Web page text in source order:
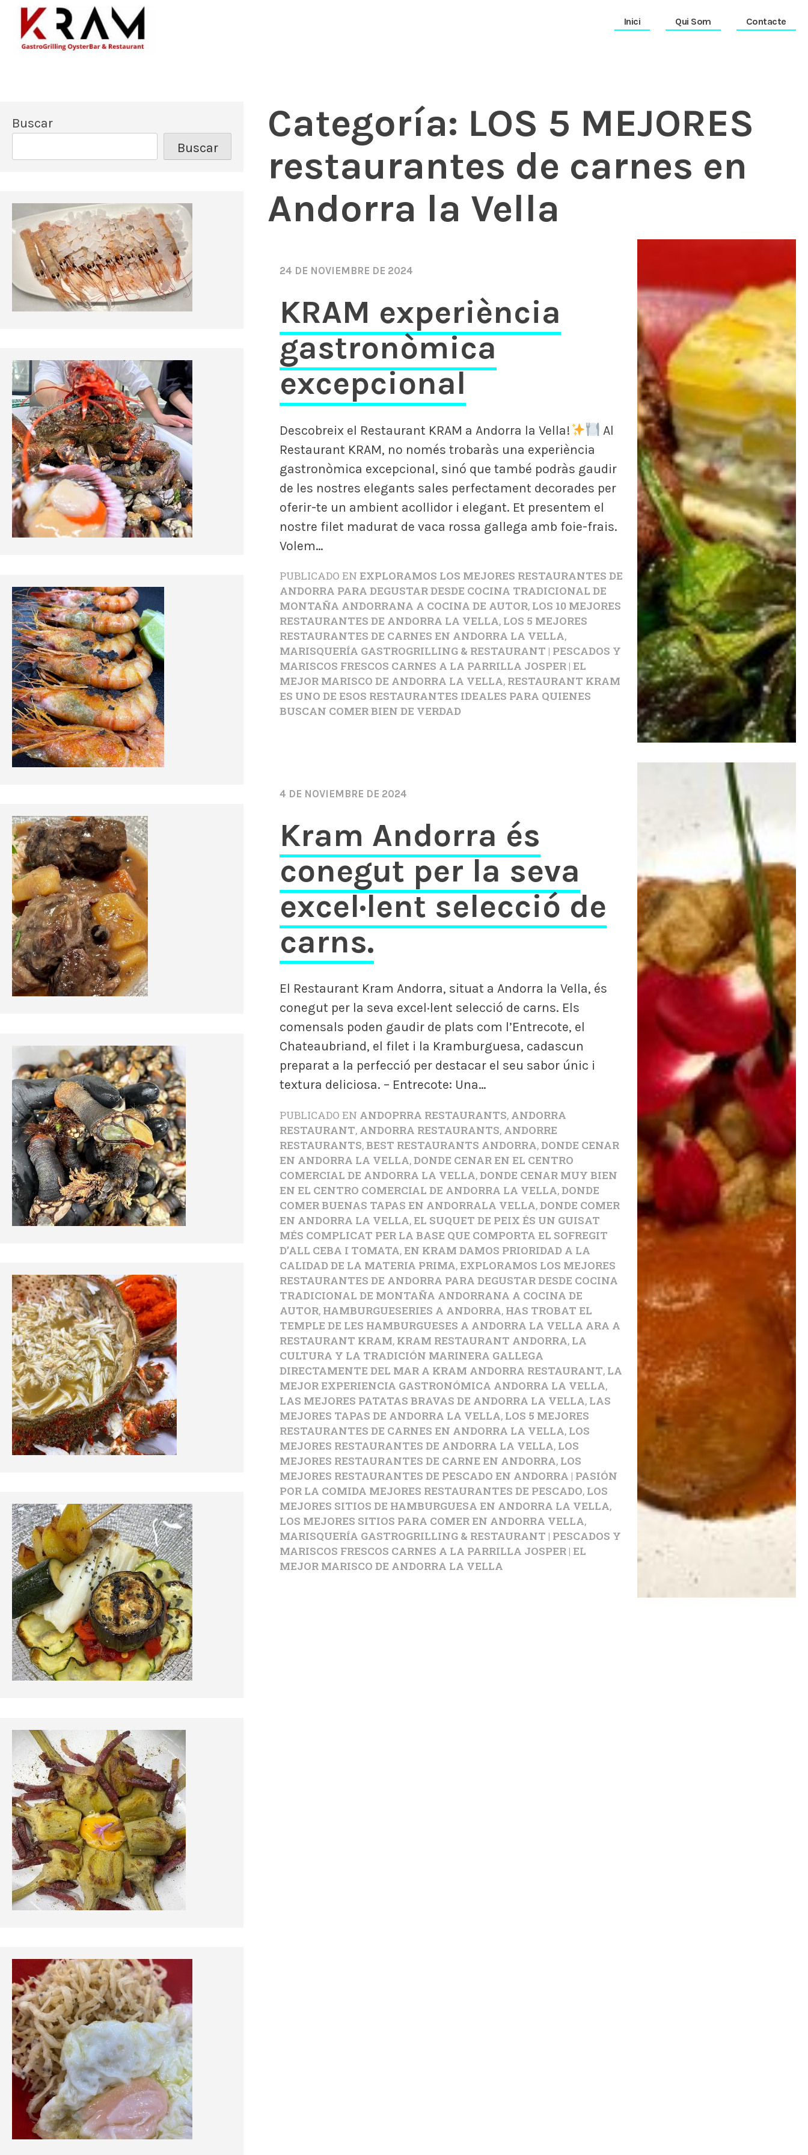
Inici Qui Som Contacte
Categoría: LOS 5 MEJORES
restaurantes de carnes en
Andorra la Vella
24 DE NOVIEMBRE DE 2024
KRAM experiència
gastronòmica
excepcional
Descobreix el Restaurant KRAM a Andorra la Vella!
Al
Restaurant KRAM, no només trobaràs una experiència
gastronòmica excepcional, sinó que també podràs gaudir
de les nostres elegants sales perfectament decorades per
oferir-te un ambient acollidor i elegant. Et presentem el
nostre filet madurat de vaca rossa gallega amb foie-frais.
Volem…
PUBLICADO ENEXPLORAMOS LOS MEJORES RESTAURANTES DE
ANDORRA PARA DEGUSTAR DESDE COCINA TRADICIONAL DE
MONTAÑA ANDORRANA A COCINA DE AUTOR, LOS 10 MEJORES
RESTAURANTES DE ANDORRA LA VELLA, LOS 5 MEJORES
RESTAURANTES DE CARNES EN ANDORRA LA VELLA,
MARISQUERÍA GASTROGRILLING & RESTAURANT | PESCADOS Y
MARISCOS FRESCOS CARNES A LA PARRILLA JOSPER | EL
MEJOR MARISCO DE ANDORRA LA VELLA, RESTAURANT KRAM
ES UNO DE ESOS RESTAURANTES IDEALES PARA QUIENES
BUSCAN COMER BIEN DE VERDAD
4 DE NOVIEMBRE DE 2024
Kram Andorra és
conegut per la seva
excel·lent selecció de
carns.
El Restaurant Kram Andorra, situat a Andorra la Vella, és
conegut per la seva excel·lent selecció de carns. Els
comensals poden gaudir de plats com l’Entrecote, el
Chateaubriand, el filet i la Kramburguesa, cadascun
preparat a la perfecció per destacar el seu sabor únic i
textura deliciosa. – Entrecote: Una…
PUBLICADO EN ANDOPRRA RESTAURANTS, ANDORRA
RESTAURANT, ANDORRA RESTAURANTS, ANDORRE
RESTAURANTS,BEST RESTAURANTS ANDORRA,DONDE CENAR
EN ANDORRA LA VELLA,DONDE CENAR EN EL CENTRO
COMERCIAL DE ANDORRA LA VELLA,DONDE CENAR MUY BIEN
EN EL CENTRO COMERCIAL DE ANDORRA LA VELLA,DONDE
COMER BUENAS TAPAS EN ANDORRALA VELLA,DONDE COMER
EN ANDORRA LA VELLA,EL SUQUET DE PEIX ÉS UN GUISAT
MÉS COMPLICAT PER LA BASE QUE COMPORTA EL SOFREGIT
D’ALL CEBA I TOMATA,EN KRAM DAMOS PRIORIDAD A LA
CALIDAD DE LA MATERIA PRIMA,EXPLORAMOS LOS MEJORES
RESTAURANTES DE ANDORRA PARA DEGUSTAR DESDE COCINA
TRADICIONAL DE MONTAÑA ANDORRANA A COCINA DE
AUTOR, HAMBURGUESERIES A ANDORRA, HAS TROBAT EL
TEMPLE DE LES HAMBURGUESES A ANDORRA LA VELLA ARA A
RESTAURANT KRAM, KRAM RESTAURANT ANDORRA, LA
CULTURA Y LA TRADICIÓN MARINERA GALLEGA
DIRECTAMENTE DEL MAR A KRAM ANDORRA RESTAURANT, LA
MEJOR EXPERIENCIA GASTRONÓMICA ANDORRA LA VELLA,
LAS MEJORES PATATAS BRAVAS DE ANDORRA LA VELLA, LAS
MEJORES TAPAS DE ANDORRA LA VELLA, LOS 5 MEJORES
RESTAURANTES DE CARNES EN ANDORRA LA VELLA, LOS
MEJORES RESTAURANTES DE ANDORRA LA VELLA, LOS
MEJORES RESTAURANTES DE CARNE EN ANDORRA, LOS
MEJORES RESTAURANTES DE PESCADO EN ANDORRA | PASIÓN
POR LA COMIDA MEJORES RESTAURANTES DE PESCADO, LOS
MEJORES SITIOS DE HAMBURGUESA EN ANDORRA LA VELLA,
LOS MEJORES SITIOS PARA COMER EN ANDORRA VELLA,
MARISQUERÍA GASTROGRILLING & RESTAURANT | PESCADOS Y
MARISCOS FRESCOS CARNES A LA PARRILLA JOSPER | EL
MEJOR MARISCO DE ANDORRA LA VELLA
Buscar
Buscar